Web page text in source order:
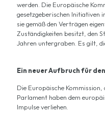
werden. Die Europäische
gesetzgeberischen Initiativen
sie gemäß den Verträgen
Zuständigkeiten besitzt, den
Jahren untergraben. Es gilt,
Ein neuer Aufbruch für
Die Europäische
Parlament haben dem
Impulse verliehen.